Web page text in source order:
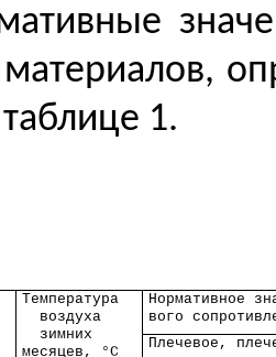
1.
Температура
воздуха
зимних
месяцев, °C
Нормативное
вого
Плечевое, плеч